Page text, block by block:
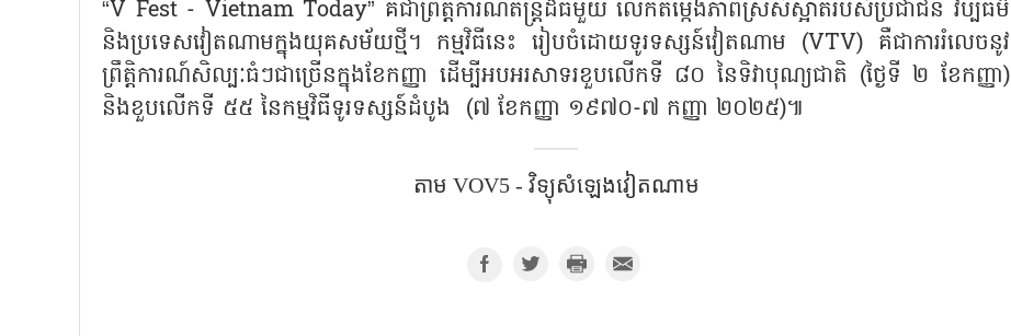
“V Fest - Vietnam Today” គឺជាព្រឹត្តិការណ៍តន្ត្រីដ៏ធំមួយ លើកតម្កើងភាពស្រស់ស្អាតរបស់ប្រជាជន វប្បធម៌
និងប្រទេសវៀតណាមក្នុងយុគសម័យថ្មី។ កម្មវិធីនេះ រៀបចំដោយទូរទស្សន៍វៀតណាម (VTV) គឺជាការរំលេចនូវ
ព្រឹត្តិការណ៍សិល្បៈធំៗជាច្រើនក្នុងខែកញ្ញា ដើម្បីអបអរសាទរខួបលើកទី ៨០ នៃទិវាបុណ្យជាតិ (ថ្ងៃទី ២ ខែកញ្ញា)
និងខួបលើកទី ៥៥ នៃកម្មវិធីទូរទស្សន៍ដំបូង (៧ ខែកញ្ញា ១៩៧០-៧ កញ្ញា ២០២៥)៕
តាម VOV5 - វិទ្យុសំឡេងវៀតណាម​